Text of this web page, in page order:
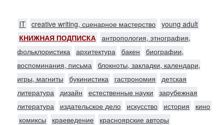
IT creative writing, сценарное мастерство young adult
КНИЖНАЯ ПОДПИСКА антропология, этнография,
фольклористика архитектура бакен
биографии,
воспоминания, письма блокноты, закладки, календари,
игры, магниты
букинистика гастрономия
детская
литература дизайн естественные науки
зарубежная
литература
издательское дело искусство история
кино
комиксы
краеведение
красноярские авторы